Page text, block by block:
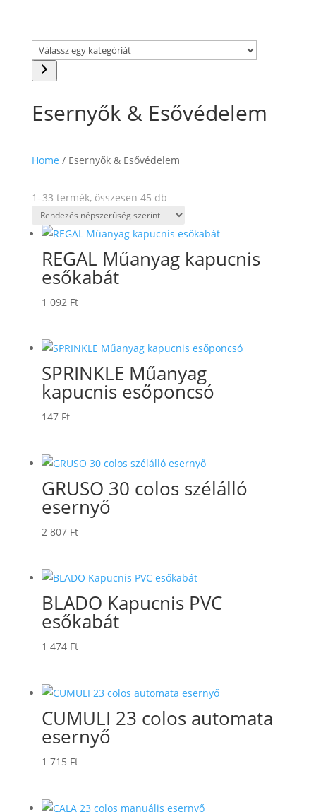
Válassz
egy
kategóriát
Esernyők & Esővédelem
Home / Esernyők & Esővédelem
1–33 termék, összesen 45 dbSorted
by
popularity
REGAL Műanyag kapucnis
esőkabát
1 092 Ft
SPRINKLE Műanyag
kapucnis esőponcsó
147 Ft
GRUSO 30 colos szélálló
esernyő
2 807 Ft
BLADO Kapucnis PVC
esőkabát
1 474 Ft
CUMULI 23 colos automata
esernyő
1 715 Ft